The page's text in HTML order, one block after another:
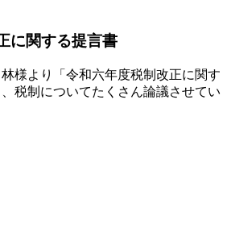
に関する提言書
様より「令和六年度税制改正に関す
税制についてたくさん論議させてい